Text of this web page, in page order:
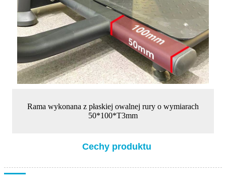
Rama wykonana z płaskiej owalnej rury o wymiarach
50*100*T3mm
Cechy produktu